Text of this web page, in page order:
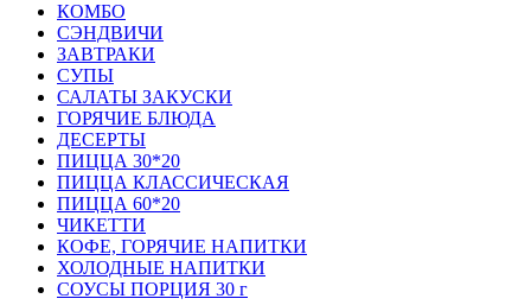
КОМБО
СЭНДВИЧИ
ЗАВТРАКИ
СУПЫ
САЛАТЫ ЗАКУСКИ
ГОРЯЧИЕ БЛЮДА
ДЕСЕРТЫ
ПИЦЦА 30*20
ПИЦЦА КЛАССИЧЕСКАЯ
ПИЦЦА 60*20
ЧИКЕТТИ
КОФЕ, ГОРЯЧИЕ НАПИТКИ
ХОЛОДНЫЕ НАПИТКИ
СОУСЫ ПОРЦИЯ 30 г